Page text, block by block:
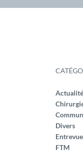
Divers
FTM